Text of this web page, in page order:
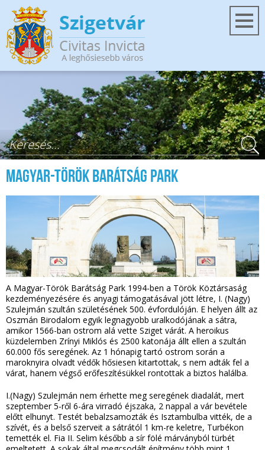
Ugrás a tartalomra
Keresés űrlap
Magyar-Török Barátság Park
A Magyar-Török Barátság Park 1994-ben a Török Köztársaság
kezdeményezésére és anyagi támogatásával jött létre, I. (Nagy)
Szulejmán szultán születésének 500. évfordulóján. E helyen állt az
Oszmán Birodalom egyik legnagyobb uralkodójának a sátra,
amikor 1566-ban ostrom alá vette Sziget várát. A heroikus
küzdelemben Zrínyi Miklós és 2500 katonája állt ellen a szultán
60.000 fős seregének. Az 1 hónapig tartó ostrom során a
maroknyira olvadt védők hősiesen kitartottak, s nem adták fel a
várat, hanem végső erőfeszítésükkel rontottak a biztos halálba.
I.(Nagy) Szulejmán nem érhette meg seregének diadalát, mert
szeptember 5-ről 6-ára virradó éjszaka, 2 nappal a vár bevétele
előtt elhunyt. Testét bebalzsamozták és Isztambulba vitték, de a
szívét, és a belső szerveit a sátrától 1 km-re keletre, Turbékon
temették el. Fia II. Selim később a sír fölé márványból türbét